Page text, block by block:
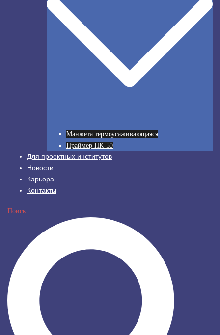
Манжета термоусаживающаяся
Праймер НК-50
Для проектных институтов
Новости
Карьера
Контакты
Поиск